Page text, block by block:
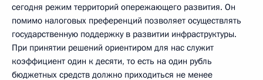
сегодня режим территорий опережающего развития. Он
помимо налоговых преференций позволяет осуществлять
государственную поддержку в развитии инфраструктуры.
При принятии решений ориентиром для нас служит
коэффициент один к десяти, то есть на один рубль
бюджетных средств должно приходиться не менее